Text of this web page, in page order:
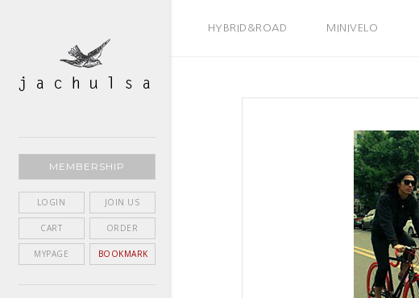
HYBRID&ROAD MINIVELO
MEMBERSHIP
LOGIN JOIN US
CART ORDER
MYPAGE BOOKMARK